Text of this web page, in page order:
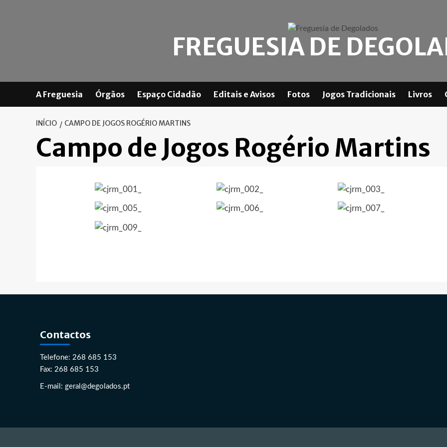
FREGUESIA DE
A Freguesia Órgãos Espaço Cidadão Editais e Avisos Fotos Jogos Tradicionais Livros
INÍCIO CAMPO DE JOGOS ROGÉRIO MARTINS
Campo de Jogos Rogério Martins
Contactos
Telefone: 268 685 153
Fax: 268 685 153
E-mail: geral@degolados.pt